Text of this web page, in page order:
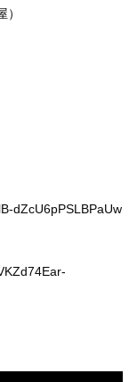
dZcU6pPSLBPaUw